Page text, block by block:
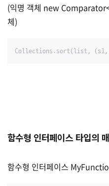
(익명 객체 new
체)
Collections.sort(list, (s1,
함수형 인터페이스 타입의
함수형 인터페이스